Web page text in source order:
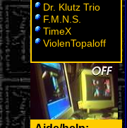
Dr. Klutz Trio
F.M.N.S.
TimeX
ViolenTopaloff